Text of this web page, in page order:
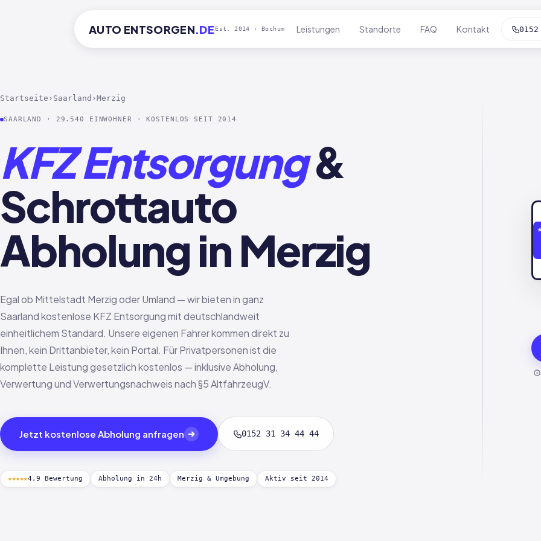
AUTO ENTSORGEN.DE Est. 2014 · Bochum Leistungen Standorte FAQ Kontakt
Startseite › Saarland ›Merzig
SAARLAND · 29.540 EINWOHNER · KOSTENLOS SEIT 2014
KFZ Entsorgung&
Schrottauto
Abholung in Merzig
Egal ob Mittelstadt Merzig oder Umland — wir bieten in ganz
Saarland kostenlose KFZ Entsorgung mit deutschlandweit
einheitlichem Standard. Unsere eigenen Fahrer kommen direkt zu
Ihnen, kein Drittanbieter, kein Portal. Für Privatpersonen ist die
komplette Leistung gesetzlich kostenlos — inklusive Abholung,
Verwertung und Verwertungsnachweis nach §5 AltfahrzeugV.
Jetzt kostenlose Abholung anfragen 0152 31 34 44 44
★★★★★4,9 Bewertung Abholung in 24h Merzig & Umgebung Aktiv seit 2014